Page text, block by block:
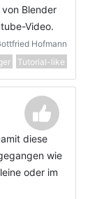
Blender
Video.
Hofmann
Tutorial-like
diese
wie
oder im